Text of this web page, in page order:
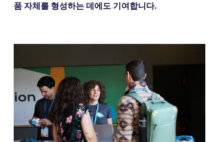
품 자체를 형성하는 데에도 기여합니다.